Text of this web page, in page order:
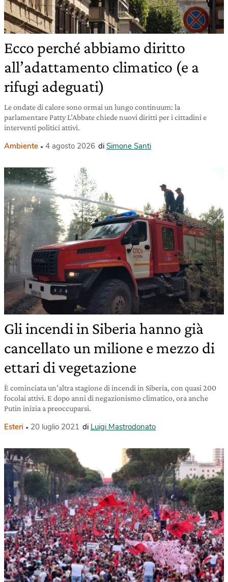
Ecco perché abbiamo diritto
all’adattamento climatico (e a
rifugi adeguati)
Le ondate di calore sono ormai un lungo continuum: la
parlamentare Patty L’Abbate chiede nuovi diritti per i cittadini e
interventi politici attivi.
Ambiente 4 agosto 2026 di Simone Santi
Gli incendi in Siberia hanno già
cancellato un milione e mezzo di
ettari di vegetazione
È cominciata un’altra stagione di incendi in Siberia, con quasi 200
focolai attivi. E dopo anni di negazionismo climatico, ora anche
Putin inizia a preoccuparsi.
Esteri 20 luglio 2021 di Luigi Mastrodonato